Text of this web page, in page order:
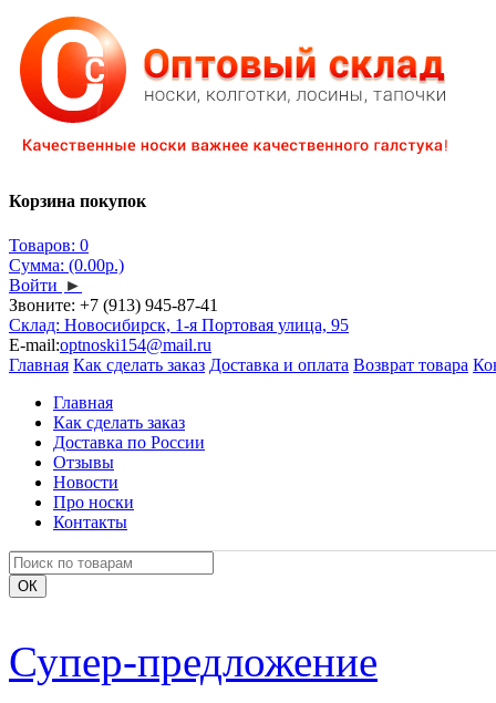
Корзина покупок
Товаров: 0
Сумма: (0.00р.)
Войти ►
Звоните: +7 (913) 945-87-41
Склад: Новосибирск, 1-я Портовая улица, 95
E-mail:optnoski154@mail.ru
Главная Как сделать заказ Доставка и оплата Возврат товара
Главная
Как сделать заказ
Доставка по России
Отзывы
Новости
Про носки
Контакты
Супер-предложение